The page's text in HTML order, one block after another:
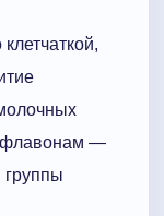
—
группы